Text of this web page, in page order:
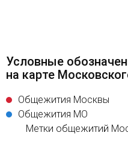
Условные
на карте
Общежития Москвы
Общежития МО
Метки общежитий